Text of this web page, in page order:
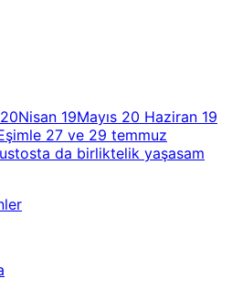
19Mayıs 20 Haziran 19
27 ve 29 temmuz
da birliktelik yaşasam